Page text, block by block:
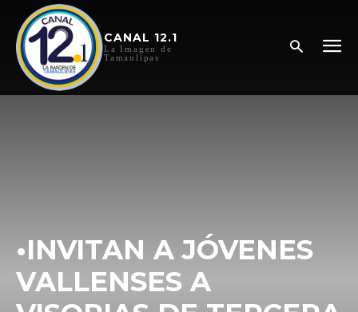
CANAL 12.1
La Imagen de
Tamaulipas
•INVITAN A JÓVENES
VALLENSES A